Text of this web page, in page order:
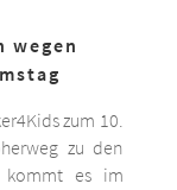
wegen
zum 10.
zu den
kommt es im